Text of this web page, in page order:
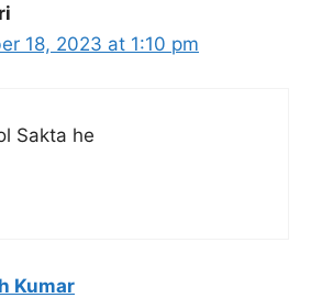
18, 2023 at 1:10 pm
Sakta he
Kumar